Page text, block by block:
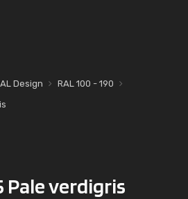
Design
RAL 100 - 190
Pale verdigris